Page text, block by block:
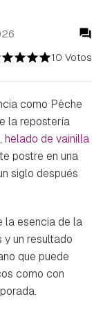
10 Votos
como Pêche
la repostería
helado de vainilla
postre en una
siglo después
la esencia de la
un resultado
que puede
como con